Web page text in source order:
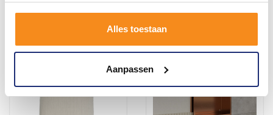
Alles toestaan
Aanpassen
Meer info Meer info